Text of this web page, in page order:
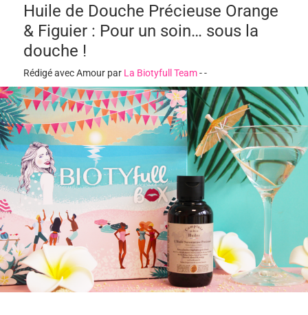
Huile de Douche Précieuse Orange
& Figuier : Pour un soin… sous la
douche !
Rédigé avec Amour par La Biotyfull Team--